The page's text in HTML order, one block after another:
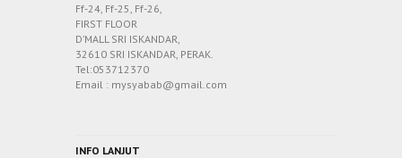
Ff-24, Ff-25, Ff-26,
FIRST FLOOR
D’MALL SRI ISKANDAR,
32610 SRI ISKANDAR, PERAK.
Tel:053712370
Email : mysyabab@gmail.com
INFO LANJUT